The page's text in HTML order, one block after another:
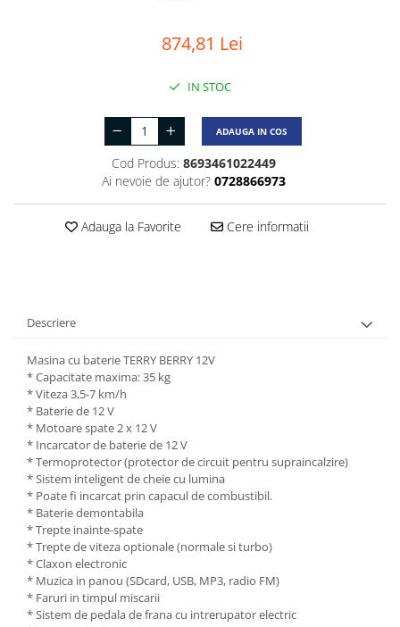
874,81 Lei
IN STOC
ADAUGA IN COS
Cod Produs: 8693461022449
Ai nevoie de ajutor? 0728866973
Adauga la Favorite Cere informatii
Descriere
Masina cu baterie TERRY BERRY 12V
* Capacitate maxima: 35 kg
* Viteza 3,5-7 km/h
* Baterie de 12 V
* Motoare spate 2 x 12 V
* Incarcator de baterie de 12 V
* Termoprotector (protector de circuit pentru supraincalzire)
* Sistem inteligent de cheie cu lumina
* Poate fi incarcat prin capacul de combustibil.
* Baterie demontabila
* Trepte inainte-spate
* Trepte de viteza optionale (normale si turbo)
* Claxon electronic
* Muzica in panou (SDcard, USB, MP3, radio FM)
* Faruri in timpul miscarii
* Sistem de pedala de frana cu intrerupator electric